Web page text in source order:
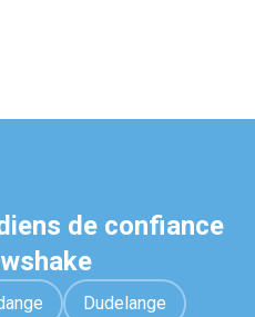
de confiance
Dudelange